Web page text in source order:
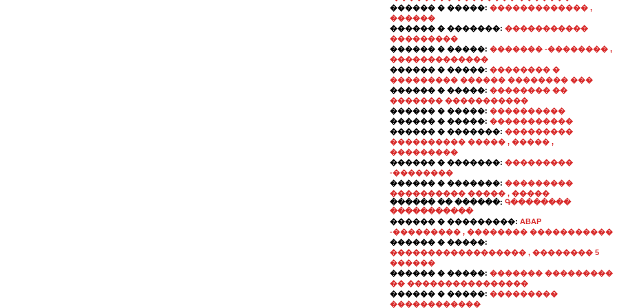
������ � �����: ������������� ,
������
������ � �������: �����������
���������
������ � �����: ������� -�������� ,
�������������
������ � �����: �������� �
��������� ������ �������� ���
������ � �����: �������� ��
������� �����������
������ � �����: ����������
������ � �����: �����������
������ � �������: ���������
���������� ����� , ����� ,
���������
������ � �������: ���������
-��������
������ � �������: ���������
���������� ����� , �����
������ �� ������: Գ��������
�����������
������ � ���������: ABAP
-��������� , �������� �����������
������ � �����:
������������������ , �������� 5
������
������ � �����: ������� ���������
�� ����������������
������ � �����: ���������
������������